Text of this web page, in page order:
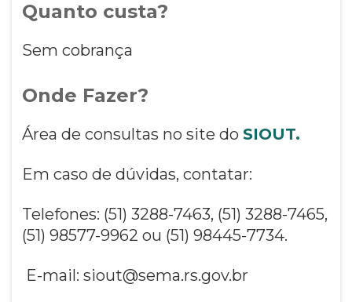
Quanto custa?
Sem cobrança
Onde Fazer?
Área de consultas no site do SIOUT.
Em caso de dúvidas, contatar:
Telefones: (51) 3288-7463, (51) 3288-7465,
(51) 98577-9962 ou (51) 98445-7734.
E-mail: siout@sema.rs.gov.br